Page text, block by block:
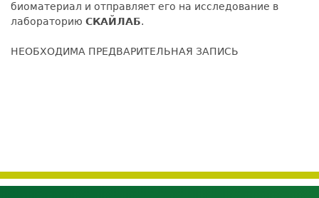
биоматериал и отправляет его на исследование в
лабораторию СКАЙЛАБ.
НЕОБХОДИМА ПРЕДВАРИТЕЛЬНАЯ ЗАПИСЬ